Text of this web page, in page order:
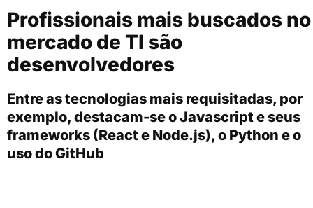
Profissionais mais buscados no
mercado de TI são
desenvolvedores
Entre as tecnologias mais requisitadas, por
exemplo, destacam-se o Javascript e seus
frameworks (React e Node.js), o Python e o
uso do GitHub